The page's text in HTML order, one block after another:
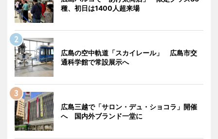
種、初日は1400人超来場
広島の空中軌道「スカイレール」 広島市交
通科学館で常設展示へ
広島三越で「サロン・デュ・ショコラ」開催
へ 国内外ブランド一堂に